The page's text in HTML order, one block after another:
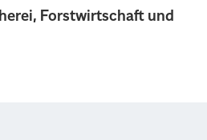
Forstwirtschaft und